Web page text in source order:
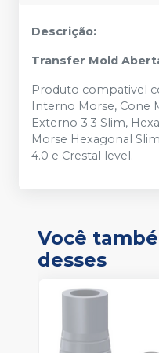
Descrição:
Transfer Mold
Produto compativel
Interno Morse, Cone
Externo 3.3 Slim,
Morse Hexagonal
4.0 e Crestal level.
Você
desses